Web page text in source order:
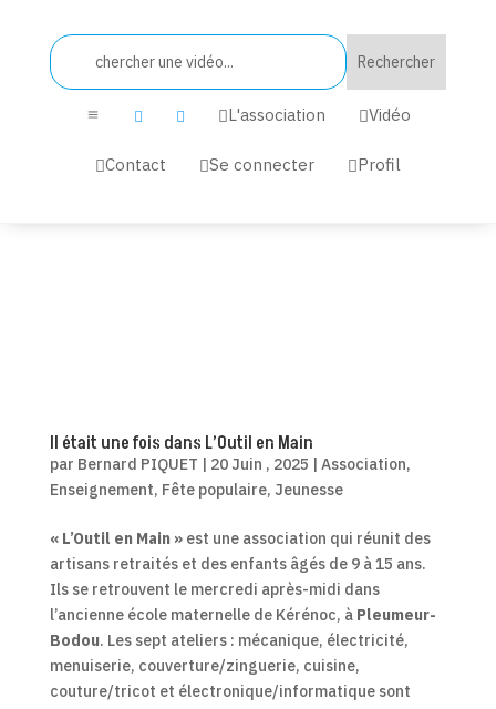
a   L'association Vidéo
Contact Se connecter Profil
Il était une fois dans L’Outil en Main
par Bernard PIQUET | 20 Juin , 2025 | Association,
Enseignement, Fête populaire, Jeunesse
« L’Outil en Main »est une association qui réunit des
artisans retraités et des enfants âgés de 9 à 15 ans.
Ils se retrouvent le mercredi après-midi dans
l’ancienne école maternelle de Kérénoc, à Pleumeur-
Bodou. Les sept ateliers : mécanique, électricité,
menuiserie, couverture/zinguerie, cuisine,
couture/tricot et électronique/informatique sont